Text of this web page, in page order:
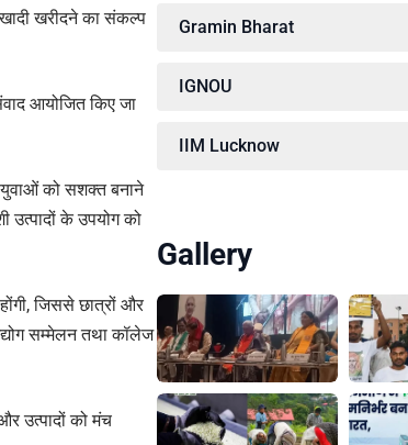
खादी खरीदने का संकल्प
आयोजित किए जा
को सशक्त बनाने
उत्पादों के उपयोग को
जिससे छात्रों और
सम्मेलन तथा कॉलेज
उत्पादों को मंच
Gramin Bharat
IGNOU
IIM Lucknow
Gallery